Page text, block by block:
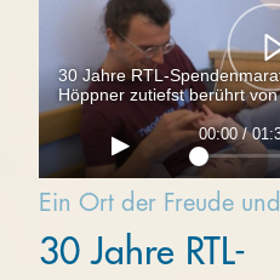
30 Jahre RTL-
Höppner zutiefst berührt
00:00 /
Ein Ort der Freude
30 Jahre RTL-